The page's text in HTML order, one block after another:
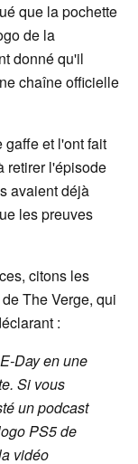
que la pochette
de la
donné qu'il
chaîne officielle
gaffe et l'ont fait
retirer l'épisode
avaient déjà
les preuves
citons les
The Verge, qui
:
Dayen une
Si vous
un podcast
PS5 de
vidéo